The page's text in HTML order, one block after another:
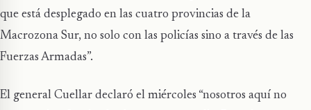
que está desplegado en las cuatro provincias de la
Macrozona Sur, no solo con las policías sino a través de las
Fuerzas Armadas”.
El general Cuellar declaró el miércoles “nosotros aquí no